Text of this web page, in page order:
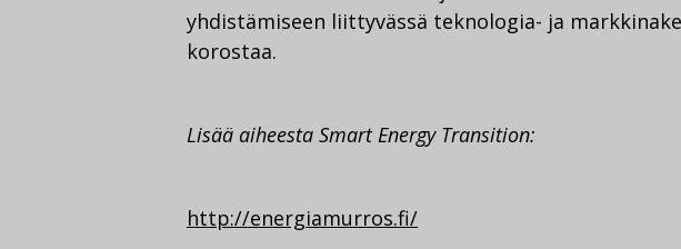
yhdistämiseen liittyvässä teknologia- ja
korostaa.
Lisää aiheesta Smart Energy Transition:
http://energiamurros.fi/